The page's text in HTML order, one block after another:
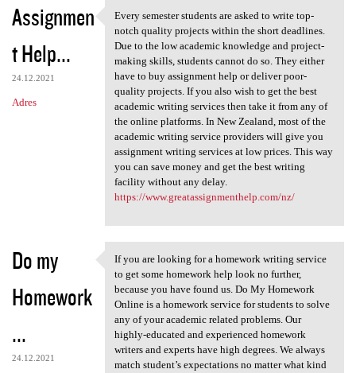
Assignmen
t Help...
24.12.2021
Adres
Every semester students are
Every semester students are asked to write top-
notch quality projects within the short deadlines.
Due to the low academic knowledge and project-
making skills, students cannot do so. They either
have to buy assignment help or deliver poor-
quality projects. If you also wish to get the best
academic writing services then take it from any of
the online platforms. In New Zealand, most of the
academic writing service providers will give you
assignment writing services at low prices. This way
you can save money and get the best writing
facility without any delay.
https://www.greatassignmenthelp.com/nz/
Do my
Homework
...
24.12.2021
If you are looking for a
If you are looking for a homework writing service
to get some homework help look no further,
because you have found us. Do My Homework
Online is a homework service for students to solve
any of your academic related problems. Our
highly-educated and experienced homework
writers and experts have high degrees. We always
match student’s expectations no matter what kind